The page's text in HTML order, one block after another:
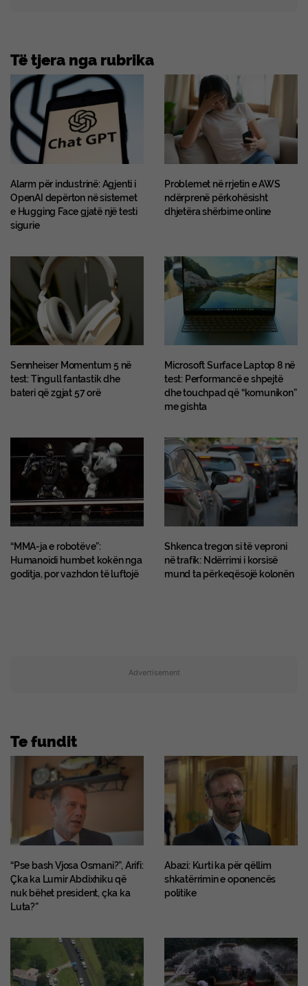
Të tjera nga rubrika
Alarm për industrinë: Agjenti i
OpenAI depërton në sistemet
e Hugging Face gjatë një testi
sigurie
Problemet në rrjetin e AWS
ndërprenë përkohësisht
dhjetëra shërbime online
Sennheiser Momentum 5 në
test: Tingull fantastik dhe
bateri që zgjat 57 orë
Microsoft Surface Laptop 8 në
test: Performancë e shpejtë
dhe touchpad që “komunikon”
me gishta
“MMA-ja e robotëve”:
Humanoidi humbet kokën nga
goditja, por vazhdon të luftojë
Shkenca tregon si të veproni
në trafik: Ndërrimi i korsisë
mund ta përkeqësojë kolonën
Advertisement
Te fundit
“Pse bash Vjosa Osmani?”, Arifi:
Çka ka Lumir Abdixhiku që
nuk bëhet president, çka ka
Luta?”
Abazi: Kurti ka për qëllim
shkatërrimin e oponencës
politike